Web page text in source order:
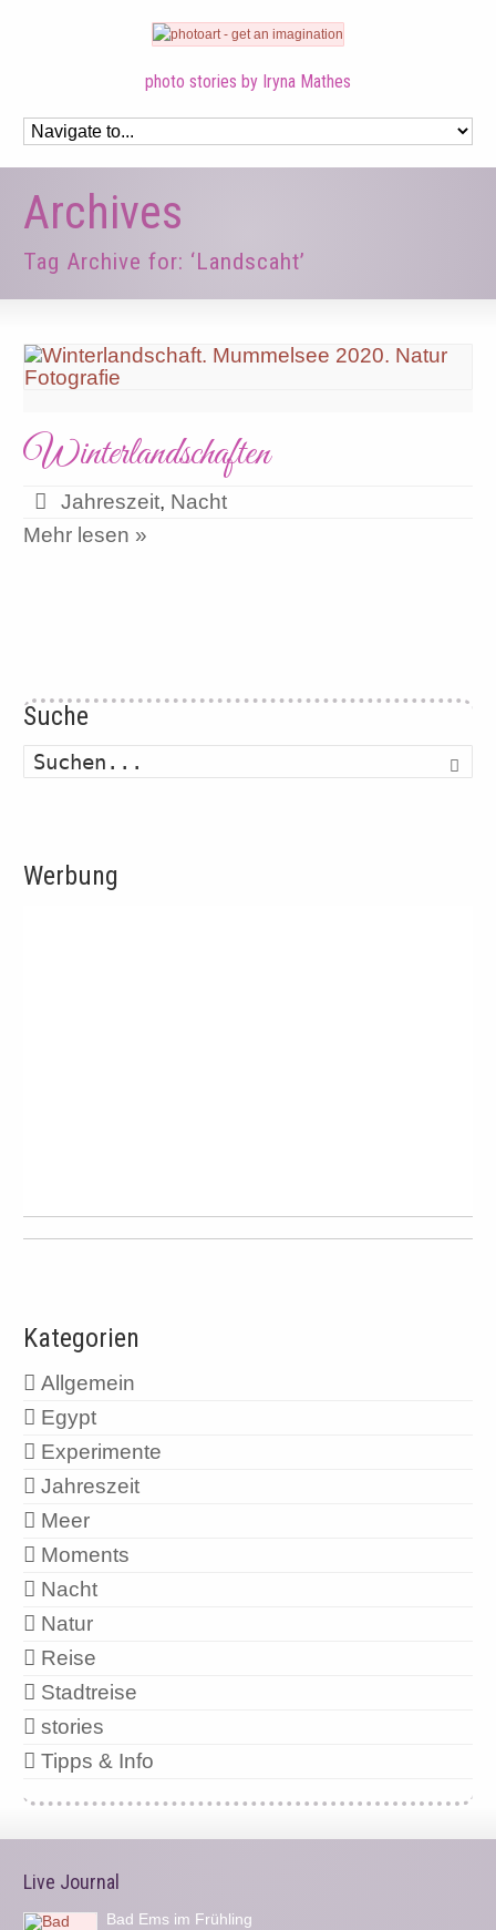
photo stories by Iryna Mathes
Archives
Tag Archive for: ‘Landscaht’
Winterlandschaften
Jahreszeit, Nacht
Mehr lesen »
Suche
Werbung
Kategorien
Allgemein
Egypt
Experimente
Jahreszeit
Meer
Moments
Nacht
Natur
Reise
Stadtreise
stories
Tipps & Info
Live Journal
Bad Ems im Frühling